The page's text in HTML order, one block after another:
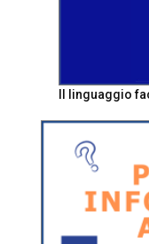
Il linguaggio